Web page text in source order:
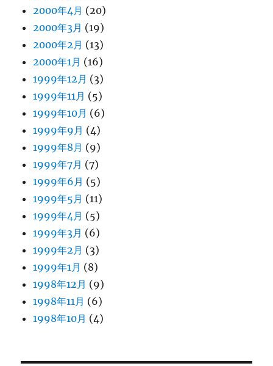
2000年4月 (20)
2000年3月 (19)
2000年2月 (13)
2000年1月 (16)
1999年12月 (3)
1999年11月 (5)
1999年10月 (6)
1999年9月 (4)
1999年8月 (9)
1999年7月 (7)
1999年6月 (5)
1999年5月 (11)
1999年4月 (5)
1999年3月 (6)
1999年2月 (3)
1999年1月 (8)
1998年12月 (9)
1998年11月 (6)
1998年10月 (4)